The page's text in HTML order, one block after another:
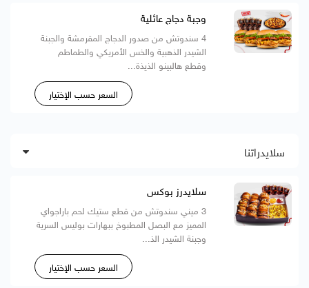
وجبة دجاج عائلية
4 سندوتش من صدور الدجاج المقرمشة والجبنة
الشيدر الذهبية والخس الأمريكي والطماطم
وقطع هالبينو الذيذة...
السعر حسب الإختيار
سلايدراتنا
سلايدرز بوكس
3 ميني سندوتش من قطع ستيك لحم باراجواي
المميز مع البصل المطبوخ ببهارات بوليس السرية
وجبنة الشيدر الذ...
السعر حسب الإختيار